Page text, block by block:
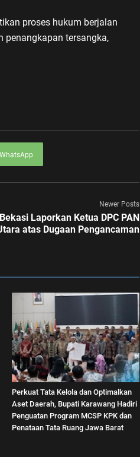
proses hukum berjalan
penangkapan tersangka,
WhatsApp
Newer Posts
Laporkan Ketua DPC PAN
atas Dugaan Pengancaman
Perkuat Tata Kelola dan Optimalkan
Aset Daerah, Bupati Karawang Hadiri
Penguatan Program MCSP KPK dan
Penataan Tata Ruang Jawa Barat